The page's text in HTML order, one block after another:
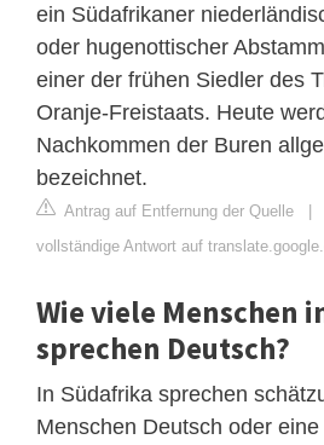
ein Südafrikaner
oder hugenottischer
einer der frühen Siedler des
Oranje-Freistaats. Heute
Nachkommen der Buren
bezeichnet.
Antrag auf Entfernung der Quelle |
vollständige Antwort auf
Wie viele Menschen
sprechen Deutsch?
In Südafrika sprechen
Menschen Deutsch oder